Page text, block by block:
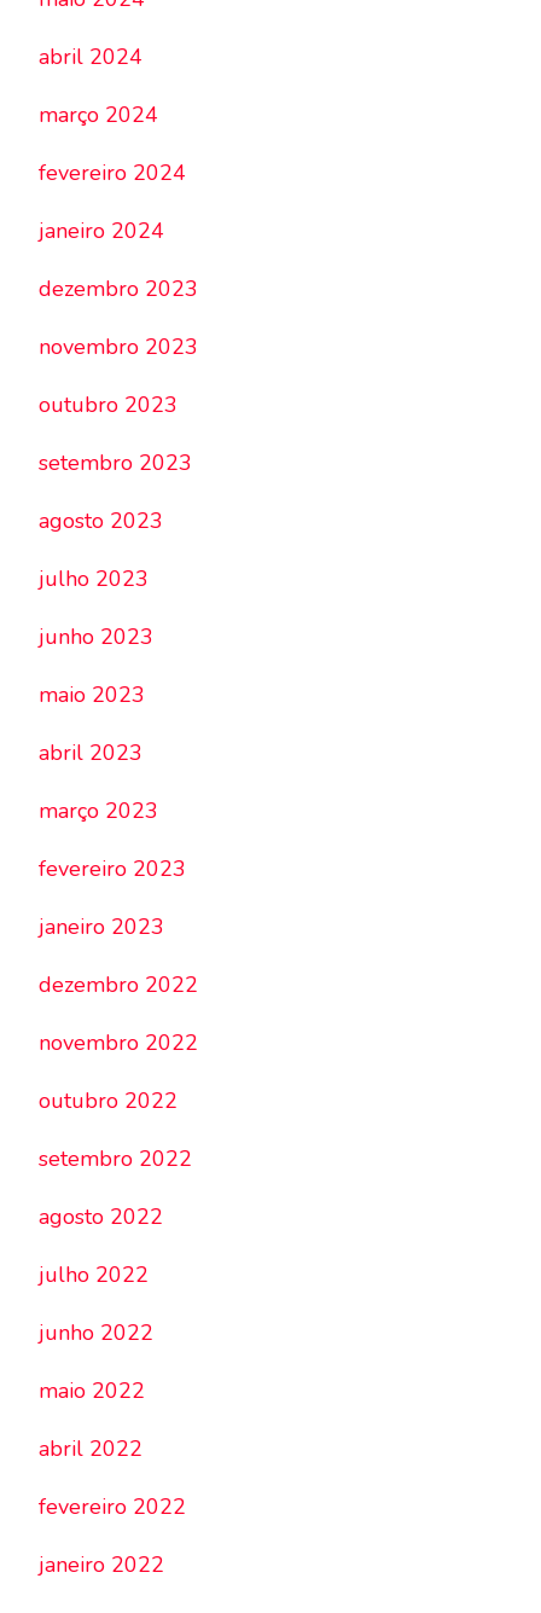
abril 2024
março 2024
fevereiro 2024
janeiro 2024
dezembro 2023
novembro 2023
outubro 2023
setembro 2023
agosto 2023
julho 2023
junho 2023
maio 2023
abril 2023
março 2023
fevereiro 2023
janeiro 2023
dezembro 2022
novembro 2022
outubro 2022
setembro 2022
agosto 2022
julho 2022
junho 2022
maio 2022
abril 2022
fevereiro 2022
janeiro 2022